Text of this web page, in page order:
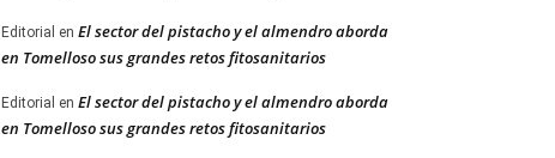
Editorial en El sector del pistacho y el almendro aborda
en Tomelloso sus grandes retos fitosanitarios
Editorial en El sector del pistacho y el almendro aborda
en Tomelloso sus grandes retos fitosanitarios